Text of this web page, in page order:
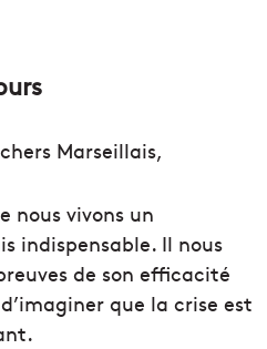
Marseillais,
nous vivons un
indispensable. Il nous
de son efficacité
que la crise est